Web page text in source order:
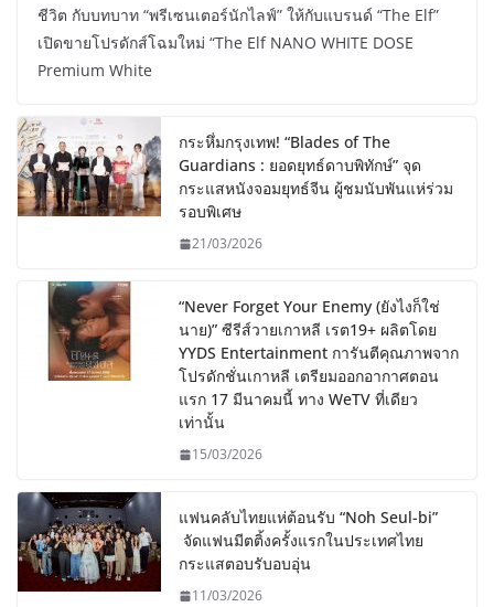
ชีวิต กับบทบาท “พรีเซนเตอร์นักไลฟ์” ให้กับแบรนด์ “The Elf”
เปิดขายโปรดักส์โฉมใหม่ “The Elf NANO WHITE DOSE
Premium White
กระหึ่มกรุงเทพ! “Blades of The
Guardians : ยอดยุทธ์ดาบพิทักษ์” จุด
กระแสหนังจอมยุทธ์จีน ผู้ชมนับพันแห่ร่วม
รอบพิเศษ
21/03/2026
“Never Forget Your Enemy (ยังไงก็ใช่
นาย)” ซีรีส์วายเกาหลี เรต19+ ผลิตโดย
YYDS Entertainment การันตีคุณภาพจาก
โปรดักชั่นเกาหลี เตรียมออกอากาศตอน
แรก 17 มีนาคมนี้ ทาง WeTV ที่เดียว
เท่านั้น
15/03/2026
แฟนคลับไทยแห่ต้อนรับ “Noh Seul-bi”
จัดแฟนมีตติ้งครั้งแรกในประเทศไทย
กระแสตอบรับอบอุ่น
11/03/2026